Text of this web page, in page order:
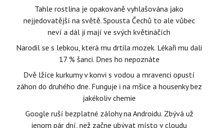
Tahle rostlina je opakovaně vyhlašována jako
nejjedovatější na světě. Spousta Čechů to ale vůbec
neví a dál ji mají ve svých květináčích
Narodil se s lebkou, která mu drtila mozek. Lékaři mu dali
17 % šanci. Dnes ho nepoznáte
Dvě lžíce kurkumy v konvi s vodou a mravenci opustí
záhon do druhého dne. Funguje i na mšice a housenky bez
jakékoliv chemie
Google ruší bezplatné zálohy na Androidu. Zbývá už
jenom pár dní, než začne ubývat místo v cloudu